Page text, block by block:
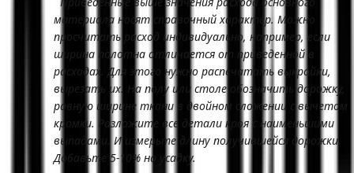
материала носят справочный характер. Можно
просчитать расход индивидуально, например, если
ширина полотна отличается от приведенной в
расходах. Для этого нужно распечатать выкройки,
вырезать их. На полу или столе обозначить дорожку,
равную ширине ткани в двойном сложении с вычетом
кромки. Разложите все детали кроя с наименьшими
выпадами. И измерьте длину получившейся дорожки.
Добавьте 5-10% на усадку.